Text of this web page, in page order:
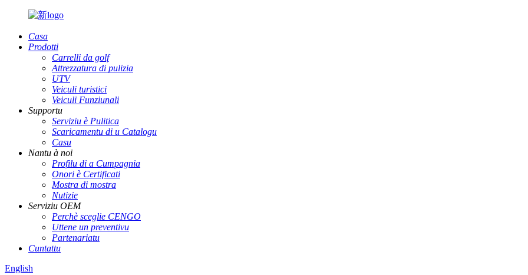
Casa
Prodotti
Carrelli da golf
Attrezzatura di pulizia
UTV
Veiculi turistici
Veiculi Funziunali
Supportu
Serviziu è Pulitica
Scaricamentu di u Catalogu
Casu
Nantu à noi
Profilu di a Cumpagnia
Onori è Certificati
Mostra di mostra
Nutizie
Serviziu OEM
Perchè sceglie CENGO
Uttene un preventivu
Partenariatu
Cuntattu
English